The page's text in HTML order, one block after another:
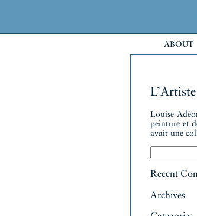
ABOUT
L’Artiste
Louise-
peinture et
avait une
for:
Recent
Archives